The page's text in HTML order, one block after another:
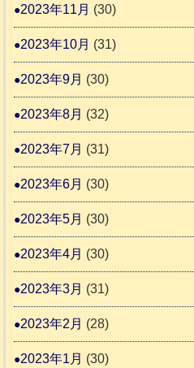
2023年11月 (30)
2023年10月 (31)
2023年9月 (30)
2023年8月 (32)
2023年7月 (31)
2023年6月 (30)
2023年5月 (30)
2023年4月 (30)
2023年3月 (31)
2023年2月 (28)
2023年1月 (30)